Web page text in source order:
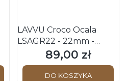
LAVVU Croco Ocala
LSAGR22 - 22mm -
CZERWONY - Skórzany
pasek do zegarka
Cena
89,00 zł
DO KOSZYKA